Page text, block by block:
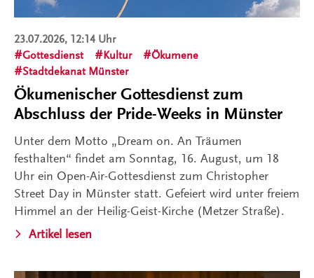
23.07.2026, 12:14 Uhr
Gottesdienst
Kultur
Ökumene
Stadtdekanat Münster
Ökumenischer Gottesdienst zum
Abschluss der Pride-Weeks in Münster
Unter dem Motto „Dream on. An Träumen
festhalten“ findet am Sonntag, 16. August, um 18
Uhr ein Open-Air-Gottesdienst zum Christopher
Street Day in Münster statt. Gefeiert wird unter freiem
Himmel an der Heilig-Geist-Kirche (Metzer Straße).
Artikel lesen